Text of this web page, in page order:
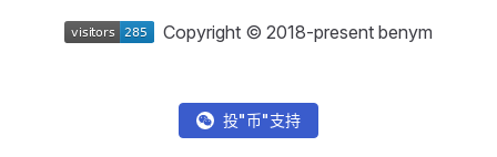
Copyright © 2018-present benym
投"币"支持